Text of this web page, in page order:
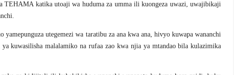
TEHAMA katika utoaji wa huduma za umma ili kuongeza uwazi, uwajibikaji
utegemezi wa taratibu za ana kwa ana, hivyo kuwapa wananchi
kuwasilisha malalamiko na rufaa zao kwa njia ya mtandao bila kulazimika